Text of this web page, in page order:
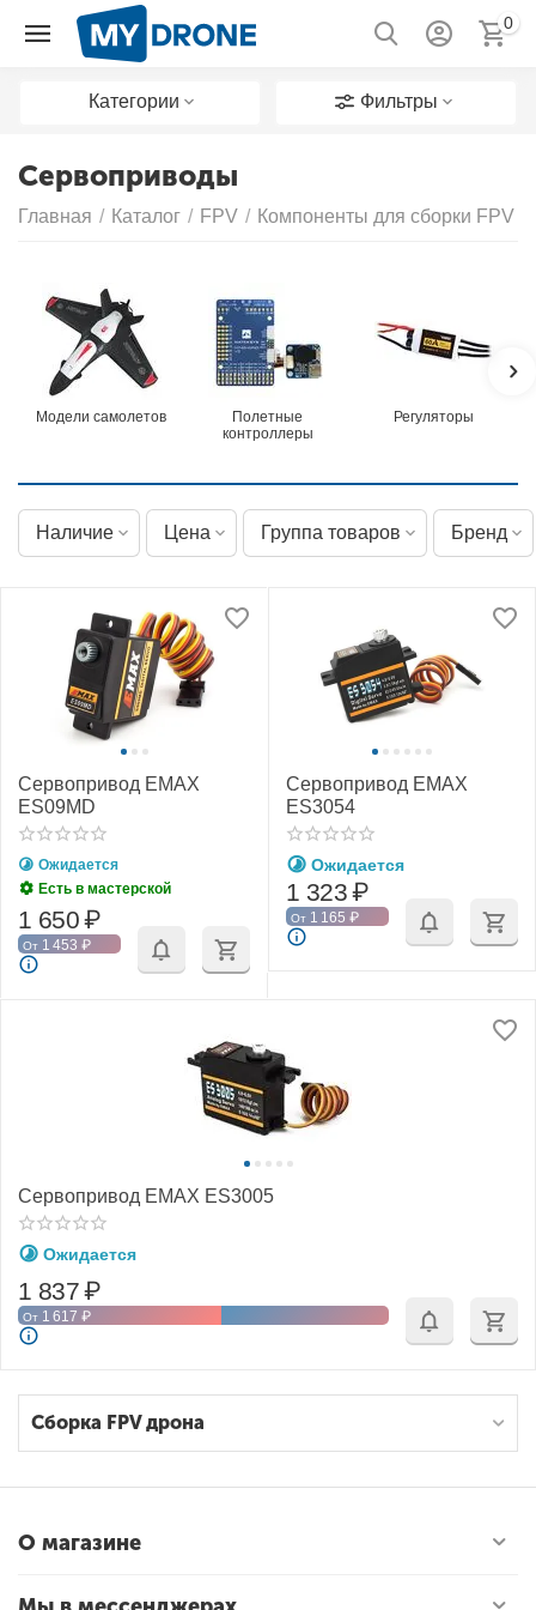
0
Категории Фильтры
Сервоприводы
Главная / Каталог / FPV / Компоненты для сборки FPV
Модели самолетов
Полетные
контроллеры
Регуляторы
Наличие Цена Группа товаров Бренд
Сборка FPV дрона
Сервопривод EMAX
ES09MD
Ожидается
Есть в мастерской
1 650₽
От 1 453 ₽
Сервопривод EMAX
ES3054
Ожидается
1 323₽
От 1 165 ₽
Сервопривод EMAX ES3005
Ожидается
1 837₽
От 1 617 ₽
О магазине